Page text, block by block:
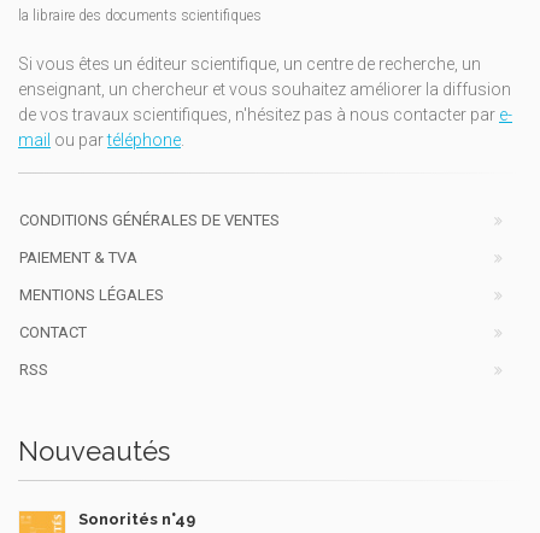
la libraire des documents scientifiques
Si vous êtes un éditeur scientifique, un centre de recherche, un
enseignant, un chercheur et vous souhaitez améliorer la diffusion
de vos travaux scientifiques, n'hésitez pas à nous contacter par e-
mail ou partéléphone.
CONDITIONS GÉNÉRALES DE VENTES
PAIEMENT & TVA
MENTIONS LÉGALES
CONTACT
RSS
Nouveautés
Sonorités n°49